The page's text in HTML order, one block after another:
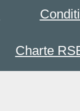
Charte